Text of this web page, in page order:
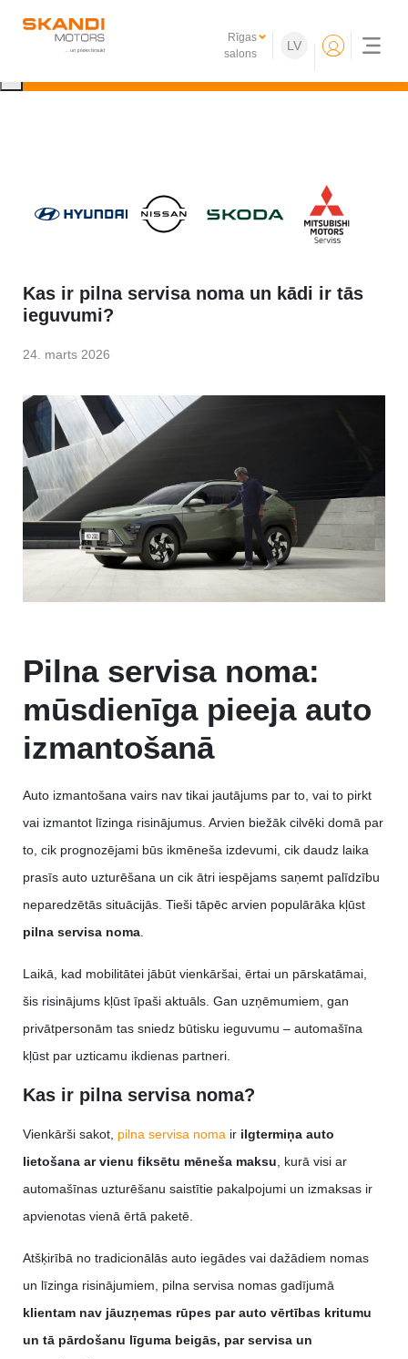
Rīgas
salons
LV
Uzzini vairāk
Kas ir pilna servisa noma un kādi ir tās
ieguvumi?
24. marts 2026
Pilna servisa noma:
mūsdienīga pieeja auto
izmantošanā
Auto izmantošana vairs nav tikai jautājums par to, vai to pirkt
vai izmantot līzinga risinājumus. Arvien biežāk cilvēki domā par
to, cik prognozējami būs ikmēneša izdevumi, cik daudz laika
prasīs auto uzturēšana un cik ātri iespējams saņemt palīdzību
neparedzētās situācijās. Tieši tāpēc arvien populārāka kļūst
pilna servisa noma.
Laikā, kad mobilitātei jābūt vienkāršai, ērtai un pārskatāmai,
šis risinājums kļūst īpaši aktuāls. Gan uzņēmumiem, gan
privātpersonām tas sniedz būtisku ieguvumu – automašīna
kļūst par uzticamu ikdienas partneri.
Kas ir pilna servisa noma?
Vienkārši sakot, pilna servisa noma ir ilgtermiņa auto
lietošana ar vienu fiksētu mēneša maksu, kurā visi ar
automašīnas uzturēšanu saistītie pakalpojumi un izmaksas ir
apvienotas vienā ērtā paketē.
Atšķirībā no tradicionālās auto iegādes vai dažādiem nomas
un līzinga risinājumiem, pilna servisa nomas gadījumā
klientam nav jāuzņemas rūpes par auto vērtības kritumu
un tā pārdošanu līguma beigās, par servisa un